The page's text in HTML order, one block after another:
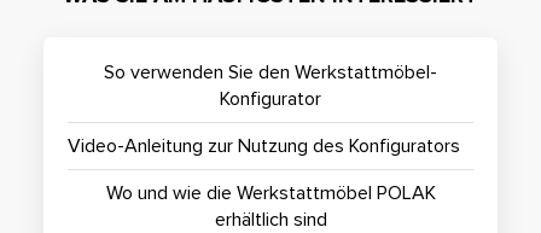
So verwenden Sie den Werkstattmöbel-
Konfigurator
Video-Anleitung zur Nutzung des Konfigurators
Wo und wie die Werkstattmöbel POLAK
erhältlich sind